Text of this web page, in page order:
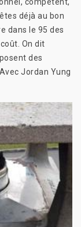
déjà au bon
dans le 95 des
On dit
des
Jordan Yung